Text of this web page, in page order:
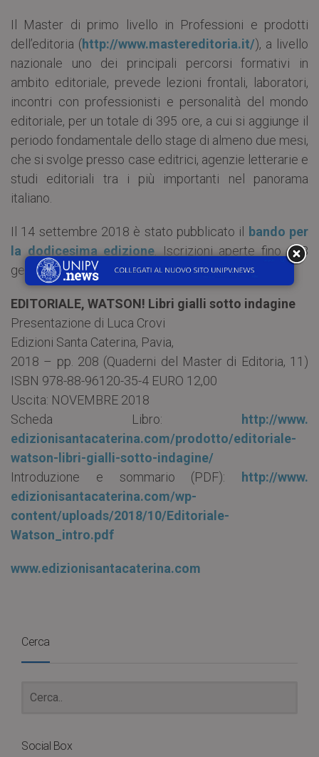
Il Master di primo livello in Professioni e prodotti
dell’editoria (http://www.mastereditoria.it/), a livello
nazionale uno dei principali percorsi formativi in
ambito editoriale, prevede lezioni frontali, laboratori,
incontri con professionisti e personalità del mondo
editoriale, per un totale di 395 ore, a cui si aggiunge il
periodo fondamentale dello stage di almeno due mesi,
che si svolge presso case editrici, agenzie letterarie e
studi editoriali tra i più importanti nel panorama
italiano.
Il 14 settembre 2018 è stato pubblicato il bando per
la dodicesima edizione . Iscrizioni aperte fino all’8
gennaio 2019.
EDITORIALE, WATSON! Libri gialli sotto indagine
Presentazione di Luca Crovi
Edizioni Santa Caterina, Pavia,
2018 – pp. 208 (Quaderni del Master di Editoria, 11)
ISBN 978-88-96120-35-4 EURO 12,00
Uscita: NOVEMBRE 2018
Scheda Libro: http://www.
edizionisantacaterina.com/prodotto/editoriale-
watson-libri-gialli-sotto-indagine/
Introduzione e sommario (PDF): http://www.
edizionisantacaterina.com/wp-
content/uploads/2018/10/Editoriale-
Watson_intro.pdf
www.edizionisantacaterina.com
Cerca
Social Box